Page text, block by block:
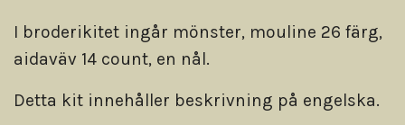
I broderikitet ingår mönster, mouline 26 färg,
aidaväv 14 count, en nål.
Detta kit innehåller beskrivning på engelska.